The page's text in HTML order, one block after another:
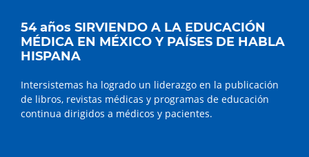
54 años SIRVIENDO A LA EDUCACIÓN
MÉDICA EN MÉXICO Y PAÍSES DE HABLA
HISPANA
Intersistemas ha logrado un liderazgo en la publicación
de libros, revistas médicas y programas de educación
continua dirigidos a médicos y pacientes.